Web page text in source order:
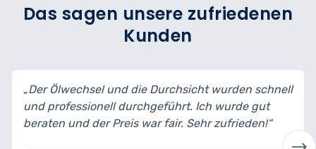
Das sagen unsere zufriedenen
Kunden
„Der Ölwechsel und die Durchsicht wurden schnell
und professionell durchgeführt. Ich wurde gut
beraten und der Preis war fair. Sehr zufrieden!“